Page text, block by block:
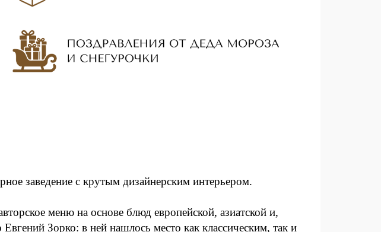
заведение с крутым дизайнерским интерьером.
меню на основе блюд европейской, азиатской и,
Зорко: в ней нашлось место как классическим, так и